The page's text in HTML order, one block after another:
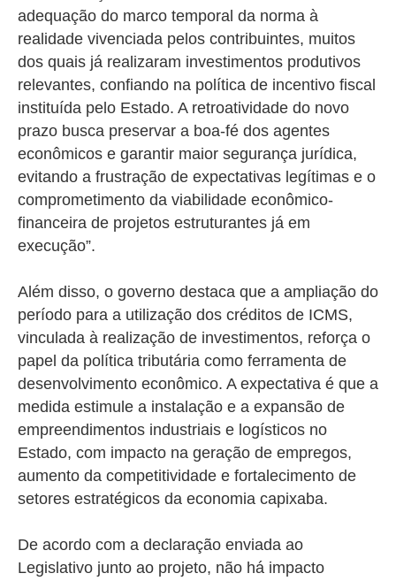
adequação do marco temporal da norma à
realidade vivenciada pelos contribuintes, muitos
dos quais já realizaram investimentos produtivos
relevantes, confiando na política de incentivo fiscal
instituída pelo Estado. A retroatividade do novo
prazo busca preservar a boa-fé dos agentes
econômicos e garantir maior segurança jurídica,
evitando a frustração de expectativas legítimas e o
comprometimento da viabilidade econômico-
financeira de projetos estruturantes já em
execução”.
Além disso, o governo destaca que a ampliação do
período para a utilização dos créditos de ICMS,
vinculada à realização de investimentos, reforça o
papel da política tributária como ferramenta de
desenvolvimento econômico. A expectativa é que a
medida estimule a instalação e a expansão de
empreendimentos industriais e logísticos no
Estado, com impacto na geração de empregos,
aumento da competitividade e fortalecimento de
setores estratégicos da economia capixaba.
De acordo com a declaração enviada ao
Legislativo junto ao projeto, não há impacto